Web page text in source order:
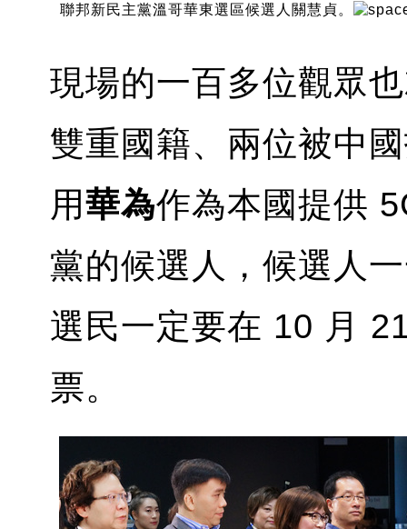
聯邦新民主黨溫哥華東選區候選人關慧貞。
現場的一百多位觀眾
雙重國籍、兩位被中
用華為作為本國提供
黨的候選人，候選人
選民一定要在 10 月
票。